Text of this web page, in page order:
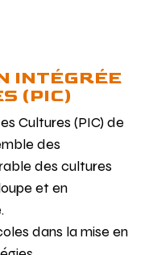
INTÉGRÉE
(PIC)
Cultures (PIC) de
des
des cultures
et en
dans la mise en